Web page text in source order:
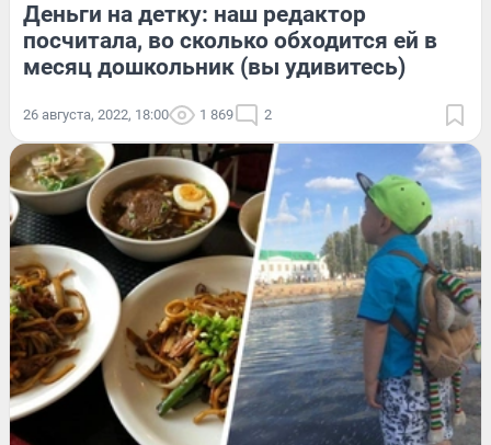
Деньги на детку: наш редактор
посчитала, во сколько обходится ей в
месяц дошкольник (вы удивитесь)
26 августа, 2022, 18:00 1 869 2